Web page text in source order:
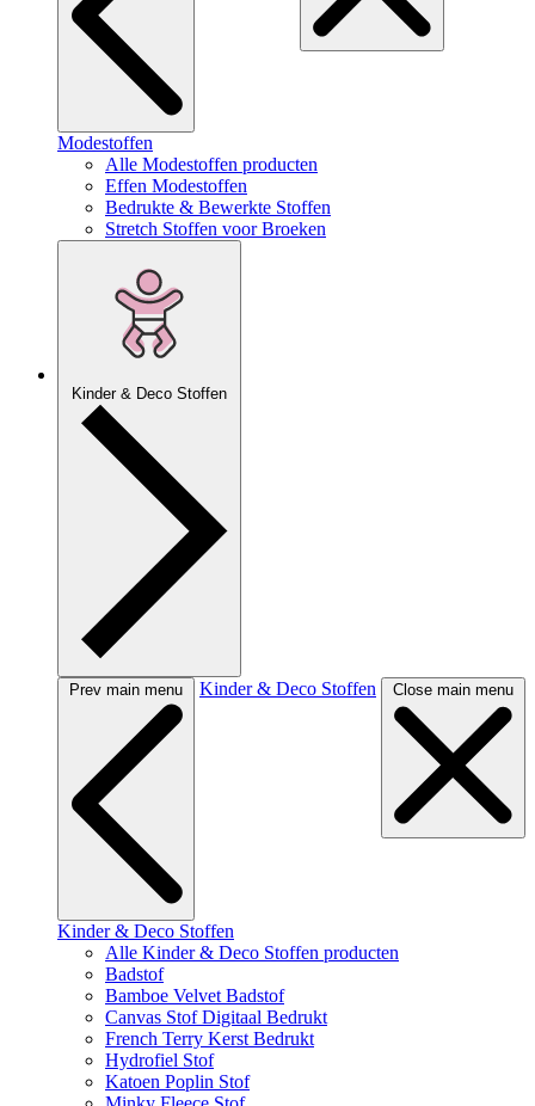
Modestoffen
Alle Modestoffen producten
Effen Modestoffen
Bedrukte & Bewerkte Stoffen
Stretch Stoffen voor Broeken
Kinder & Deco Stoffen
Prev main menu Kinder & Deco Stoffen Close main menu
Kinder & Deco Stoffen
Alle Kinder & Deco Stoffen producten
Badstof
Bamboe Velvet Badstof
Canvas Stof Digitaal Bedrukt
French Terry Kerst Bedrukt
Hydrofiel Stof
Katoen Poplin Stof